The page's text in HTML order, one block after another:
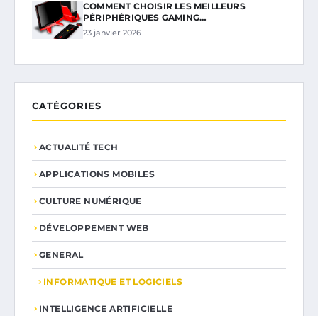
COMMENT CHOISIR LES MEILLEURS
PÉRIPHÉRIQUES GAMING…
23 janvier 2026
CATÉGORIES
ACTUALITÉ TECH
APPLICATIONS MOBILES
CULTURE NUMÉRIQUE
DÉVELOPPEMENT WEB
GENERAL
INFORMATIQUE ET LOGICIELS
INTELLIGENCE ARTIFICIELLE